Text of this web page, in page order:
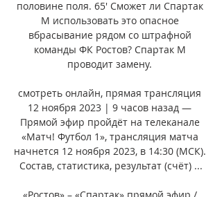
половине поля. 65' Сможет ли Спартак
М использовать это опасное
вбрасывание рядом со штрафной
команды ФК Ростов? Спартак М
проводит замену.
смотреть онлайн, прямая трансляция
12 ноября 2023 | 9 часов назад —
Прямой эфир пройдёт на телеканале
«Матч! Футбол 1», трансляция матча
начнется 12 ноября 2023, в 14:30 (МСК).
Состав, статистика, результат (счёт) ...
«Ростов» – «Спартак» прямой эфир /